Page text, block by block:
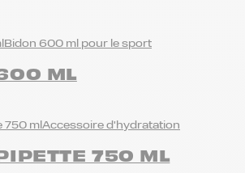
Bidon 600 ml pour le sport
ML
Accessoire d'hydratation
750 ML